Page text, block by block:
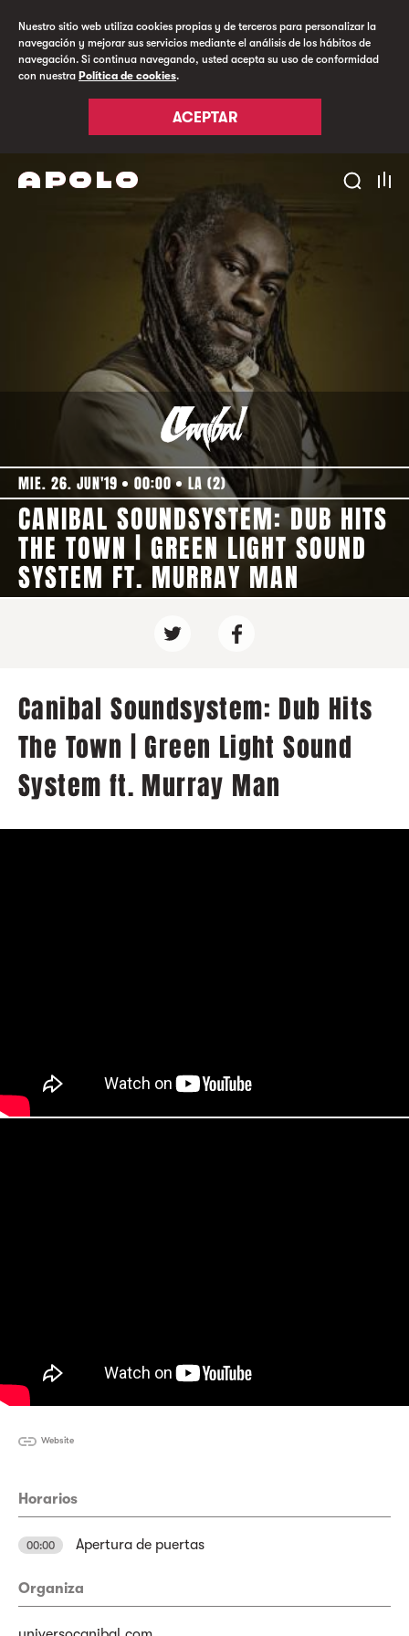
Nuestro sitio web utiliza cookies propias y de terceros para personalizar la
navegación y mejorar sus servicios mediante el análisis de los hábitos de
navegación. Si continua navegando, usted acepta su uso de conformidad
con nuestra Política de cookies.
ACEPTAR
MIE. 26. JUN'19 00:00 LA (2)
CANIBAL SOUNDSYSTEM: DUB HITS
THE TOWN | GREEN LIGHT SOUND
SYSTEM FT. MURRAY MAN
Canibal Soundsystem: Dub Hits
The Town | Green Light Sound
System ft. Murray Man
Website
Horarios
00:00 Apertura de puertas
Organiza